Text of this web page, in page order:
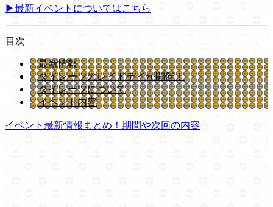
▶︎最新イベントについてはこちら
目次
最新情報
タイレーツのレイドデイが開催！
タイレーツについて
イベント内容
イベント最新情報まとめ！期間や次回の内容